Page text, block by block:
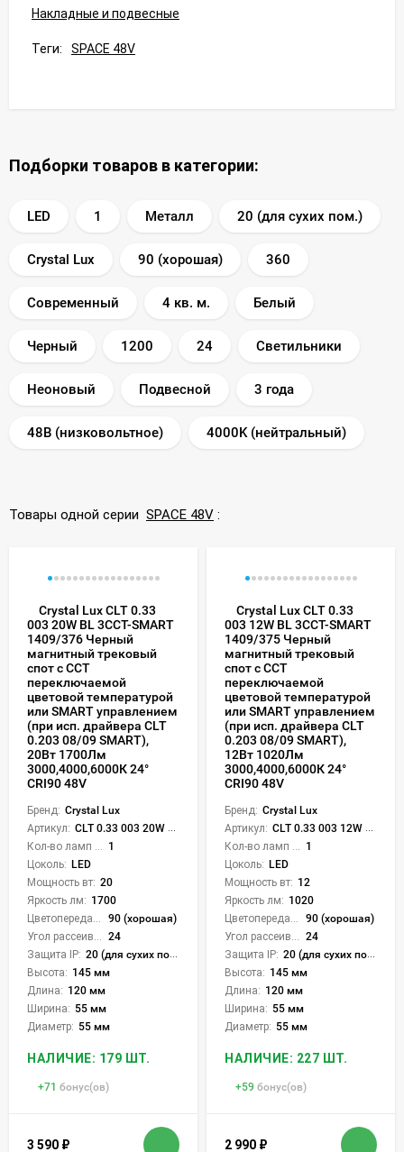
Накладные и подвесные
Теги: SPACE 48V
Подборки товаров в категории:
LED 1 Металл 20 (для сухих пом.)
Crystal Lux 90 (хорошая) 360
Современный 4 кв. м. Белый
Черный 1200 24 Светильники
Неоновый Подвесной 3 года
48В (низковольтное) 4000K (нейтральный)
Товары одной серии SPACE 48V :
Crystal Lux CLT 0.33
003 20W BL 3CCT-SMART
1409/376 Черный
магнитный трековый
спот с CCT
переключаемой
цветовой температурой
или SMART управлением
(при исп. драйвера CLT
0.203 08/09 SMART),
20Вт 1700Лм
3000,4000,6000К 24°
CRI90 48V
Бренд: Crystal Lux
Артикул: CLT 0.33 003 20W BL 3CCT-SMART
Кол-во ламп или LED: 1
Цоколь: LED
Мощность вт: 20
Яркость лм: 1700
Цветопередача (CRI):
90 (хорошая)
Угол рассеивания света °: 24
Защита IP: 20 (для сухих пом.)
Высота: 145 мм
Длина: 120 мм
Ширина: 55 мм
Диаметр: 55 мм
НАЛИЧИЕ: 179 ШТ.
+71 бонус(ов)
3 590 ₽
Crystal Lux CLT 0.33
003 12W BL 3CCT-SMART
1409/375 Черный
магнитный трековый
спот с CCT
переключаемой
цветовой температурой
или SMART управлением
(при исп. драйвера CLT
0.203 08/09 SMART),
12Вт 1020Лм
3000,4000,6000К 24°
CRI90 48V
Бренд: Crystal Lux
Артикул: CLT 0.33 003 12W BL 3CCT-SMART
Кол-во ламп или LED: 1
Цоколь: LED
Мощность вт: 12
Яркость лм: 1020
Цветопередача (CRI):
90 (хорошая)
Угол рассеивания света °: 24
Защита IP: 20 (для сухих пом.)
Высота: 145 мм
Длина: 120 мм
Ширина: 55 мм
Диаметр: 55 мм
НАЛИЧИЕ: 227 ШТ.
+59 бонус(ов)
2 990 ₽